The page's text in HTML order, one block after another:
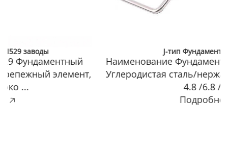
Наименование Фундаментный болт Материал
Углеродистая сталь/нержавеющая сталь Сорт